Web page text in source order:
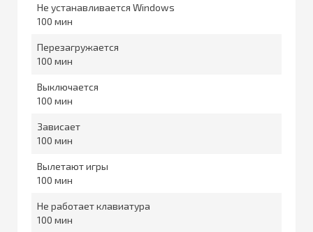
Не устанавливается Windows
100
Перезагружается
100
Выключается
100
Зависает
100
Вылетают игры
100
Не работает клавиатура
100